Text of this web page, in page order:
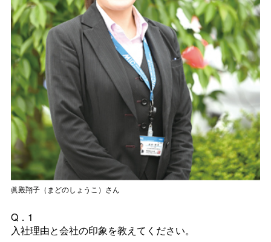
眞殿翔子（まどのしょうこ）さん
Q．1
入社理由と会社の印象を教えてください。